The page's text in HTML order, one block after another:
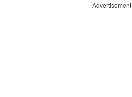
Advertisement